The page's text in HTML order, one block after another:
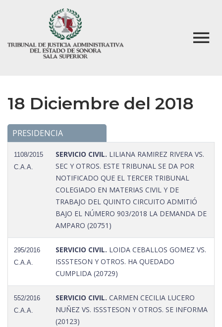
18 Diciembre del 2018
PRESIDENCIA
1108/2015
C.A.A.
SERVICIO CIVIL. LILIANA RAMIREZ RIVERA VS.
SEC Y OTROS. ESTE TRIBUNAL SE DA POR
NOTIFICADO QUE EL TERCER TRIBUNAL
COLEGIADO EN MATERIAS CIVIL Y DE
TRABAJO DEL QUINTO CIRCUITO ADMITIÓ
BAJO EL NÚMERO 903/2018 LA DEMANDA DE
AMPARO (20751)
295/2016
C.A.A.
SERVICIO CIVIL. LOIDA CEBALLOS GOMEZ VS.
ISSSTESON Y OTROS. HA QUEDADO
CUMPLIDA (20729)
552/2016
C.A.A.
SERVICIO CIVIL. CARMEN CECILIA LUCERO
NUÑEZ VS. ISSSTESON Y OTROS. SE INFORMA
(20123)